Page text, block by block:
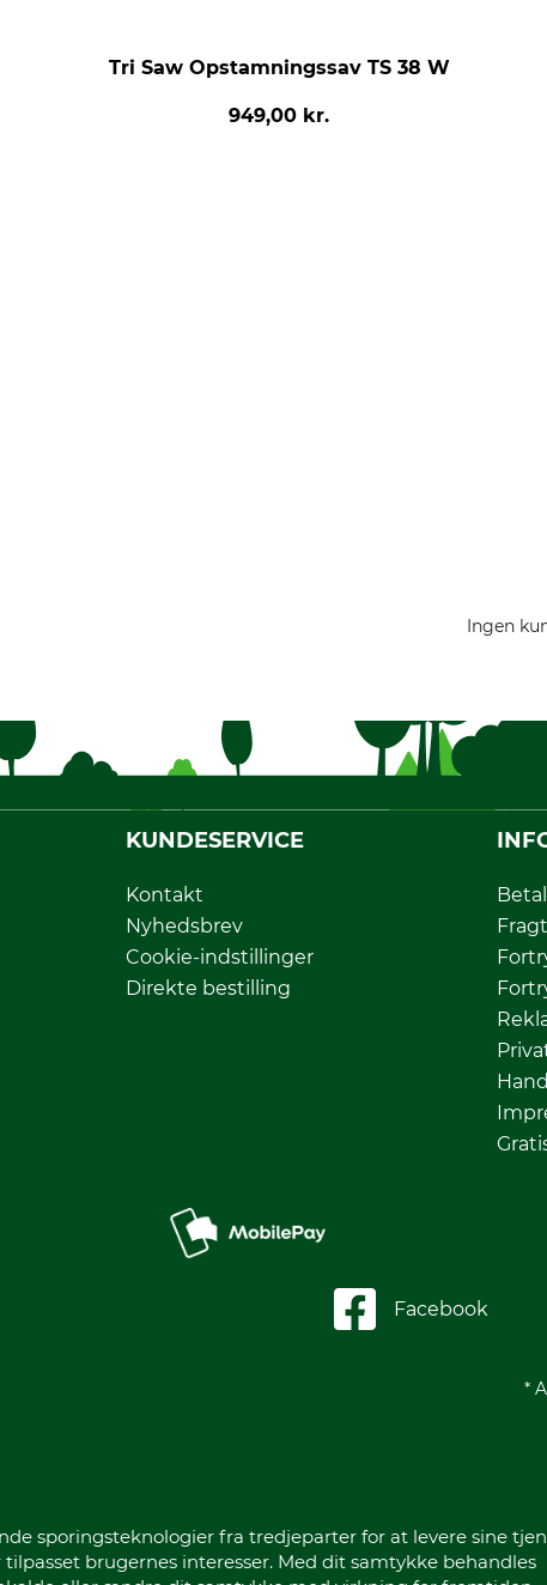
Tri Saw Opstamningssav TS 38 W
949,00 kr.
Ingen
KUNDESERVICE
Kontakt
Nyhedsbrev
Cookie-indstillinger
Direkte bestilling
Fragt
Facebook
*
sporingsteknologier fra tredjeparter for at levere sine
brugernes interesser. Med dit samtykke behandles